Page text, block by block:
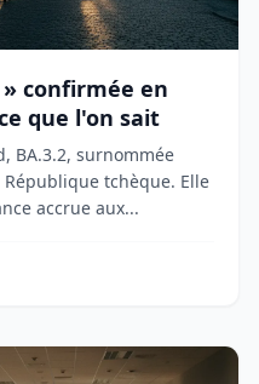
confirmée en
que l'on sait
BA.3.2, surnommée
tchèque. Elle
accrue aux...